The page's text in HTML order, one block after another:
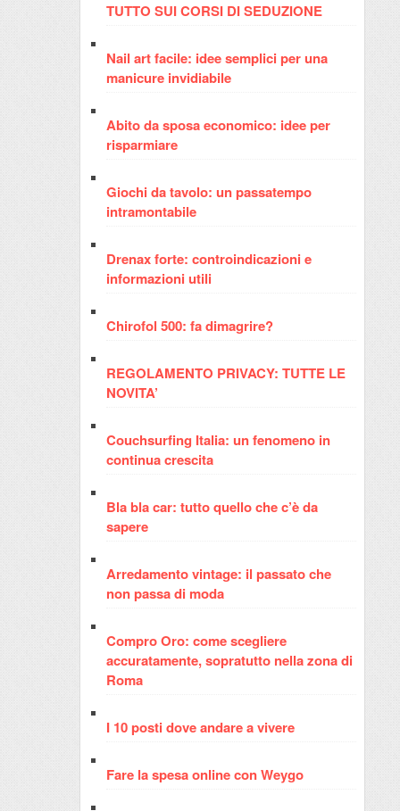
TUTTO SUI CORSI DI SEDUZIONE
Nail art facile: idee semplici per una
manicure invidiabile
Abito da sposa economico: idee per
risparmiare
Giochi da tavolo: un passatempo
intramontabile
Drenax forte: controindicazioni e
informazioni utili
Chirofol 500: fa dimagrire?
REGOLAMENTO PRIVACY: TUTTE LE
NOVITA’
Couchsurfing Italia: un fenomeno in
continua crescita
Bla bla car: tutto quello che c’è da
sapere
Arredamento vintage: il passato che
non passa di moda
Compro Oro: come scegliere
accuratamente, sopratutto nella zona di
Roma
I 10 posti dove andare a vivere
Fare la spesa online con Weygo